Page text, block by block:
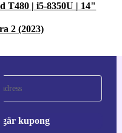
T480 | i5-8350U | 14"
2 (2023)
kupong